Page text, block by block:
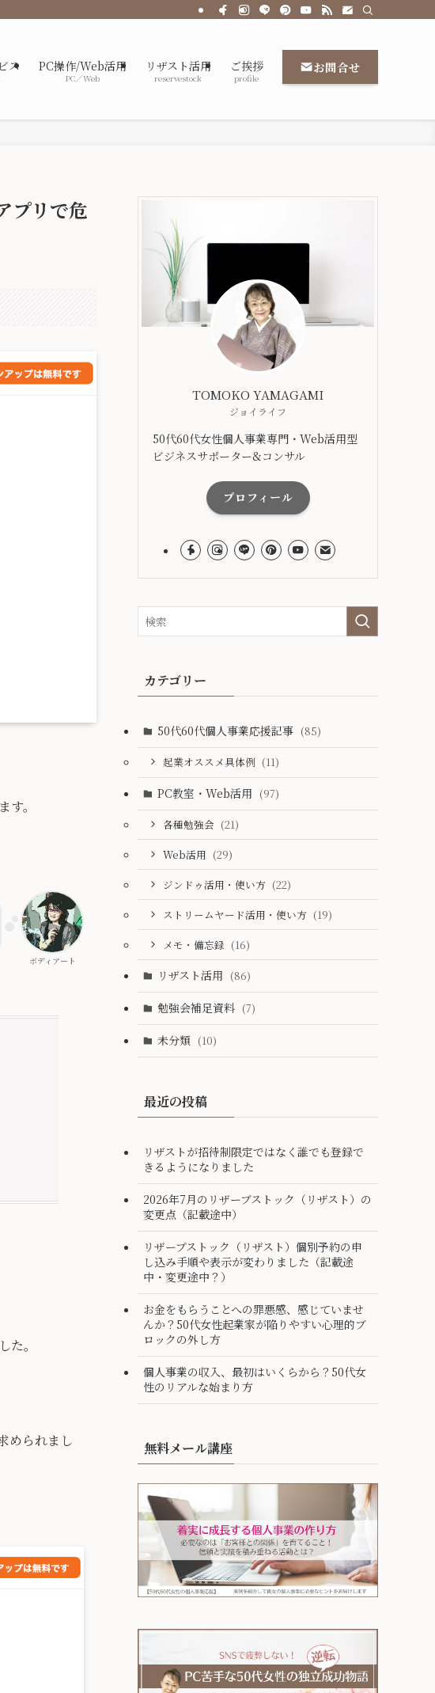
ス PC操作/Web活用
PC／Web
リザスト活用
reservestock
ご挨拶
profile
お問合せ
プリで危
す。
ボディアート
。
められまし
TOMOKO YAMAGAMI
ジョイライフ
50代60代女性個人事業専門・Web活用型
ビジネスサポーター&コンサル
プロフィール
カテゴリー
50代60代個人事業応援記事 (85)
起業オススメ具体例 (11)
PC教室・Web活用 (97)
各種勉強会 (21)
Web活用 (29)
ジンドゥ活用・使い方 (22)
ストリームヤード活用・使い方 (19)
メモ・備忘録 (16)
リザスト活用 (86)
勉強会補足資料 (7)
未分類 (10)
最近の投稿
リザストが招待制限定ではなく誰でも登録で
きるようになりました
2026年7月のリザーブストック（リザスト）の
変更点（記載途中）
リザーブストック（リザスト）個別予約の申
し込み手順や表示が変わりました（記載途
中・変更途中？）
お金をもらうことへの罪悪感、感じていませ
んか？50代女性起業家が陥りやすい心理的ブ
ロックの外し方
個人事業の収入、最初はいくらから？50代女
性のリアルな始まり方
無料メール講座